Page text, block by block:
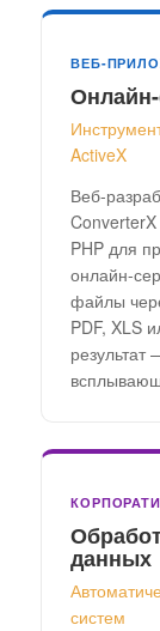
ВЕБ-
ActiveX
Веб-
PHP для
онлайн-
файлы
PDF, XLS
результат
данных
систем